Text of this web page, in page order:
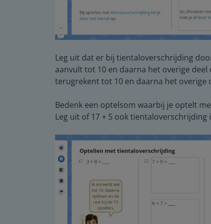
Leg uit dat er bij tientaloverschrijding
aanvult tot 10 en daarna het overige
terugrekent tot 10 en daarna het overige
Bedenk een optelsom waarbij je optelt
Leg uit of 17 + 5 ook tientaloverschrijding